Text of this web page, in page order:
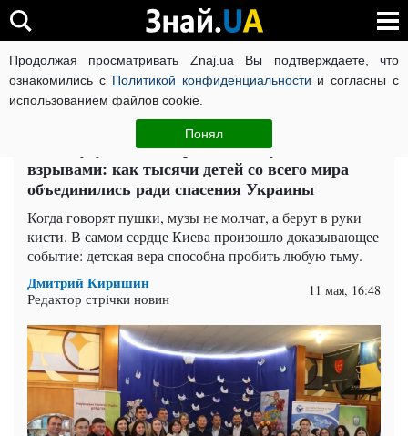
Продолжая просматривать Znaj.ua Вы подтверждаете, что
ознакомились с Политикой конфиденциальности и согласны с
использованием файлов cookie.
Понял
ВОЙНА РОССИИ ПРОТИВ УКРАИНЫ КОРОНАВИРУС В
Общество ЧИТАТИ УКРАЇНСЬКОЮ
Голос будущего, который не заглушить
взрывами: как тысячи детей со всего мира
объединились ради спасения Украины
Когда говорят пушки, музы не молчат, а берут в руки
кисти. В самом сердце Киева произошло доказывающее
событие: детская вера способна пробить любую тьму.
Дмитрий Киришин
Редактор стрічки новин 11 мая, 16:48